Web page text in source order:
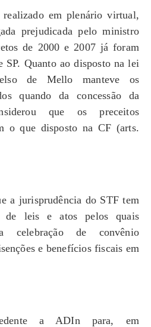
em plenário virtual,
prejudicada pelo ministro
de 2000 e 2007 já foram
SP. Quanto ao disposto na lei
de Mello manteve os
quando da concessão da
que os preceitos
o que disposto na CF (arts.
a jurisprudência do STF tem
de leis e atos pelos quais
celebração de convênio
e benefícios fiscais em
a ADIn para, em